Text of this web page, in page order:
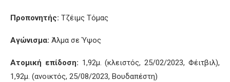
Προπονητής: Τζέιμς Τόμας
Αγώνισμα: Άλμα σε Ύψος
Ατομική επίδοση: 1,92μ. (κλειστός, 25/02/2023, Φέιτβιλ),
1,92μ. (ανοικτός, 25/08/2023, Βουδαπέστη)